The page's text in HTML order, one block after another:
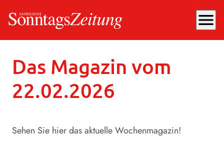
menu
Sonntag, 22.02.2026, 18:30 Uhr
Das Magazin vom
22.02.2026
Sehen Sie hier das aktuelle Wochenmagazin!